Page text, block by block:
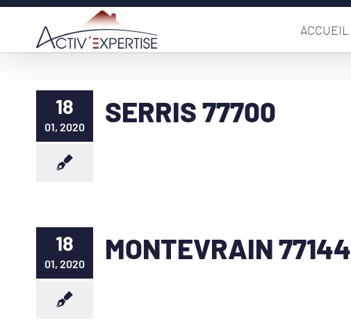
Passer
contenu
ACCUEIL
18
01, 2020 SERRIS 77700
18
01, 2020 MONTEVRAIN 77144